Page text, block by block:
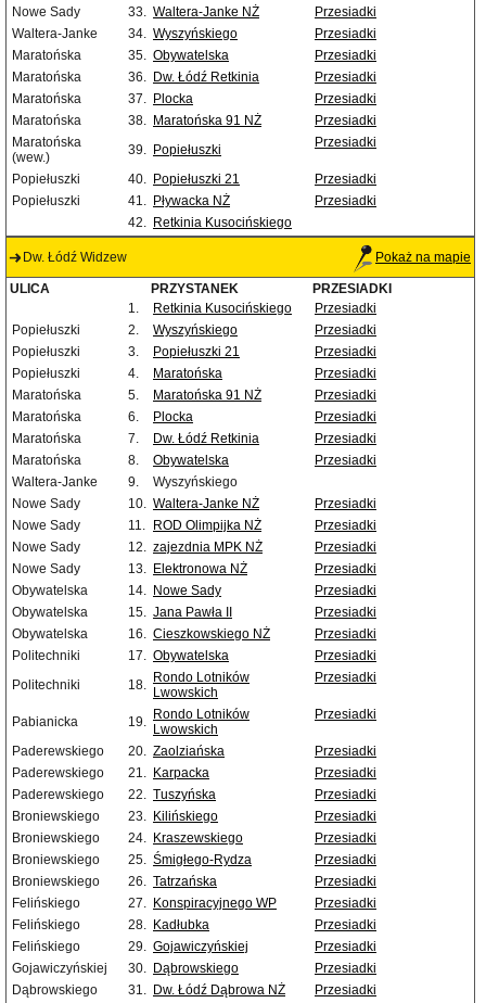
Nowe Sady
33. Waltera-Janke NŻ
Przesiadki
Waltera-Janke
34. Wyszyńskiego
Przesiadki
Maratońska
35. Obywatelska
Przesiadki
Maratońska
36. Dw. Łódź Retkinia
Przesiadki
Maratońska
37. Plocka
Przesiadki
Maratońska
38. Maratońska 91 NŻ
Przesiadki
Maratońska
(wew.)
39. Popiełuszki Przesiadki
Popiełuszki 40. Popiełuszki 21
Przesiadki
Popiełuszki
41. Pływacka NŻ
Przesiadki
42. Retkinia Kusocińskiego
Dw. Łódź Widzew Pokaż na mapie
ULICA PRZYSTANEK
PRZESIADKI
1.
Retkinia Kusocińskiego
Przesiadki
Popiełuszki
2. Wyszyńskiego
Przesiadki
Popiełuszki
3. Popiełuszki 21
Przesiadki
Popiełuszki
4. Maratońska
Przesiadki
Maratońska
5. Maratońska 91 NŻ
Przesiadki
Maratońska
6. Plocka
Przesiadki
Maratońska
7. Dw. Łódź Retkinia
Przesiadki
Maratońska
8. Obywatelska
Przesiadki
Waltera-Janke
9.
Wyszyńskiego
Nowe Sady
10. Waltera-Janke NŻ
Przesiadki
Nowe Sady
11. ROD Olimpijka NŻ
Przesiadki
Nowe Sady
12. zajezdnia MPK NŻ
Przesiadki
Nowe Sady
13. Elektronowa NŻ
Przesiadki
Obywatelska
14. Nowe Sady
Przesiadki
Obywatelska
15. Jana Pawła II
Przesiadki
Obywatelska
16. Cieszkowskiego NŻ
Przesiadki
Politechniki
17. Obywatelska
Przesiadki
Politechniki
18. Rondo Lotników
Lwowskich
Przesiadki
Pabianicka 19. Rondo Lotników
Lwowskich
Przesiadki
Paderewskiego 20. Zaolziańska
Przesiadki
Paderewskiego
21. Karpacka
Przesiadki
Paderewskiego
22. Tuszyńska
Przesiadki
Broniewskiego
23. Kilińskiego
Przesiadki
Broniewskiego
24. Kraszewskiego
Przesiadki
Broniewskiego
25. Śmigłego-Rydza
Przesiadki
Broniewskiego
26. Tatrzańska
Przesiadki
Felińskiego
27. Konspiracyjnego WP
Przesiadki
Felińskiego
28. Kadłubka
Przesiadki
Felińskiego
29. Gojawiczyńskiej
Przesiadki
Gojawiczyńskiej
30. Dąbrowskiego
Przesiadki
Dąbrowskiego
31. Dw. Łódź Dąbrowa NŻ Przesiadki